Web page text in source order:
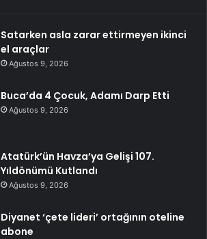
Satarken asla zarar ettirmeyen ikinci
el araçlar
Ağustos 9, 2026
Buca’da 4 Çocuk, Adamı Darp Etti
Ağustos 9, 2026
Atatürk’ün Havza’ya Gelişi 107.
Yıldönümü Kutlandı
Ağustos 9, 2026
Diyanet ‘çete lideri’ ortağının oteline
abone